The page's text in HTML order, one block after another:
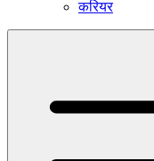
करियर